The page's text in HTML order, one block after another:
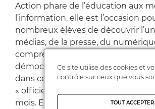
Action phare de l’éducation aux
l’information, elle est l’occasion
nombreux élèves de découvrir
médias, de la presse, du
comprendre les enjeux culturels et
démocratiques. Toutes les
dans ce cadre s’étendent au-delà
« officielle » généralement entre 15
mois. Elles sont déployées sur
Ce site utilise des cookies et
contrôle sur ceux que vous
TOUT ACCEPTER